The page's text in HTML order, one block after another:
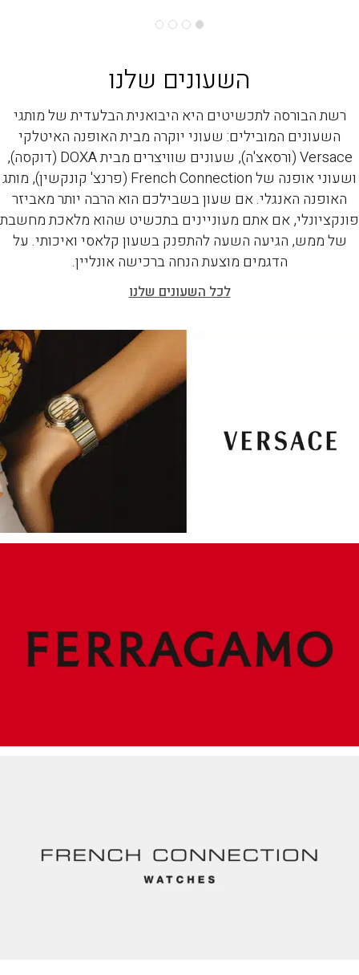
השעונים שלנו
רשת הבורסה לתכשיטים היא היבואנית הבלעדית של מותגי
השעונים המובילים: שעוני יוקרה מבית האופנה האיטלקי
Versace (ורסאצ'ה), שעונים שוויצרים מבית DOXA (דוקסה),
ושעוני אופנה של French Connection (פרנצ' קונקשין), מותג
האופנה האנגלי. אם שעון בשבילכם הוא הרבה יותר מאביזר
פונקציונלי, אם אתם מעוניינים בתכשיט שהוא מלאכת מחשבת
של ממש, הגיעה השעה להתפנק בשעון קלאסי ואיכותי. על
הדגמים מוצעת הנחה ברכישה אונליין.
לכל השעונים שלנו